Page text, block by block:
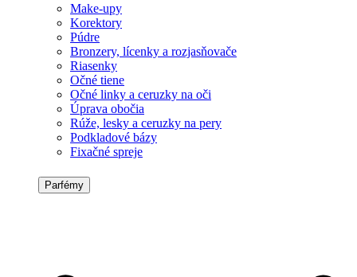
Make-upy
Korektory
Púdre
Bronzery, lícenky a rozjasňovače
Riasenky
Očné tiene
Očné linky a ceruzky na oči
Úprava obočia
Rúže, lesky a ceruzky na pery
Podkladové bázy
Fixačné spreje
Parfémy